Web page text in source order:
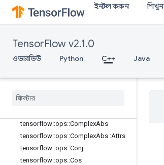
ইনস্টল করুন শিখুন
TensorFlow v2.1.0
ওভারভিউ Python C++ Java
tensorflow::ops::Bincount
tensorflow::ops::Bucketize
tensorflow::ops::Cast::Attrs
tensorflow::ops::Ceil
tensorflow::ops::CompareAnd
tensorflow
tensorflow::ops::ComplexAbs
tensorflow::ops::ComplexAbs::Attrs
tensorflow::ops::Conj
tensorflow::ops::Cos